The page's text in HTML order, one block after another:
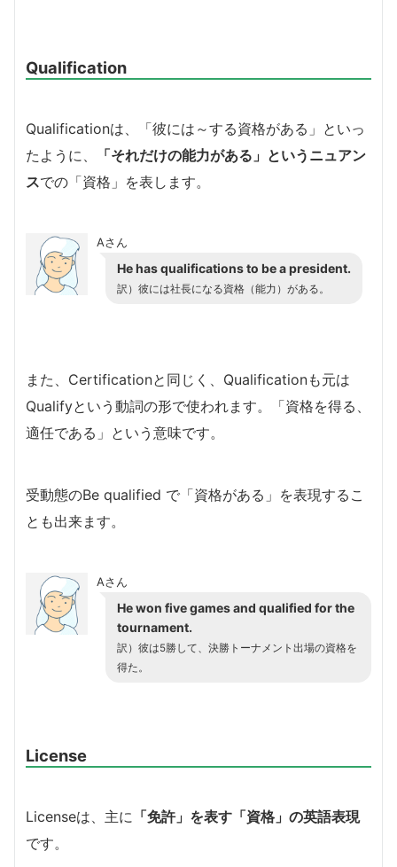
Qualification
Qualificationは、「彼には～する資格がある」といっ
たように、
「それだけの能力がある」というニュアン
スでの「資格」を表します。
Aさん
He has qualifications to be a president.
訳）彼には社長になる資格（能力）がある。
また、Certificationと同じく、Qualificationも元は
Qualifyという動詞の形で使われます。「資格を得る、
適任である」という意味です。
受動態のBe qualified で「資格がある」を表現するこ
とも出来ます。
Aさん
He won five games and qualified for the
tournament.
訳）彼は5勝して、決勝トーナメント出場の資格を
得た。
License
Licenseは、主に 「免許」を表す「資格」の英語表現
です。